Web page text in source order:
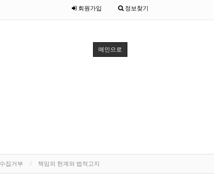
회원가입 정보찾기
메인으로
집거부 책임의 한계와 법적고지